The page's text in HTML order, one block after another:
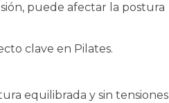
puede afectar la postura
clave en Pilates.
equilibrada y sin tensiones